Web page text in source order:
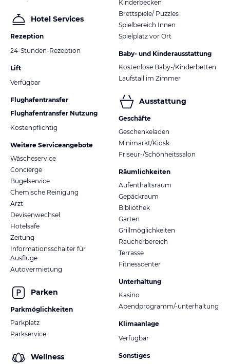
Hotel Services
Rezeption
24-Stunden-Rezeption
Lift
Verfügbar
Flughafentransfer
Flughafentransfer Nutzung
Kostenpflichtig
Weitere Serviceangebote
Wäscheservice
Concierge
Bügelservice
Chemische Reinigung
Arzt
Devisenwechsel
Hotelsafe
Zeitung
Informationsschalter für
Ausflüge
Autovermietung
Parken
Parkmöglichkeiten
Parkplatz
Parkservice
Wellness
Kinderbecken
Brettspiele/ Puzzles
Spielbereich Innen
Spielplatz vor Ort
Baby- und Kinderausstattung
Kostenlose Baby-/Kinderbetten
Laufstall im Zimmer
Ausstattung
Geschäfte
Geschenkeladen
Minimarkt/Kiosk
Friseur-/Schönheitssalon
Räumlichkeiten
Aufenthaltsraum
Gepäckraum
Bibliothek
Garten
Grillmöglichkeiten
Raucherbereich
Terrasse
Fitnesscenter
Unterhaltung
Kasino
Abendprogramm/-unterhaltung
Klimaanlage
Verfügbar
Sonstiges